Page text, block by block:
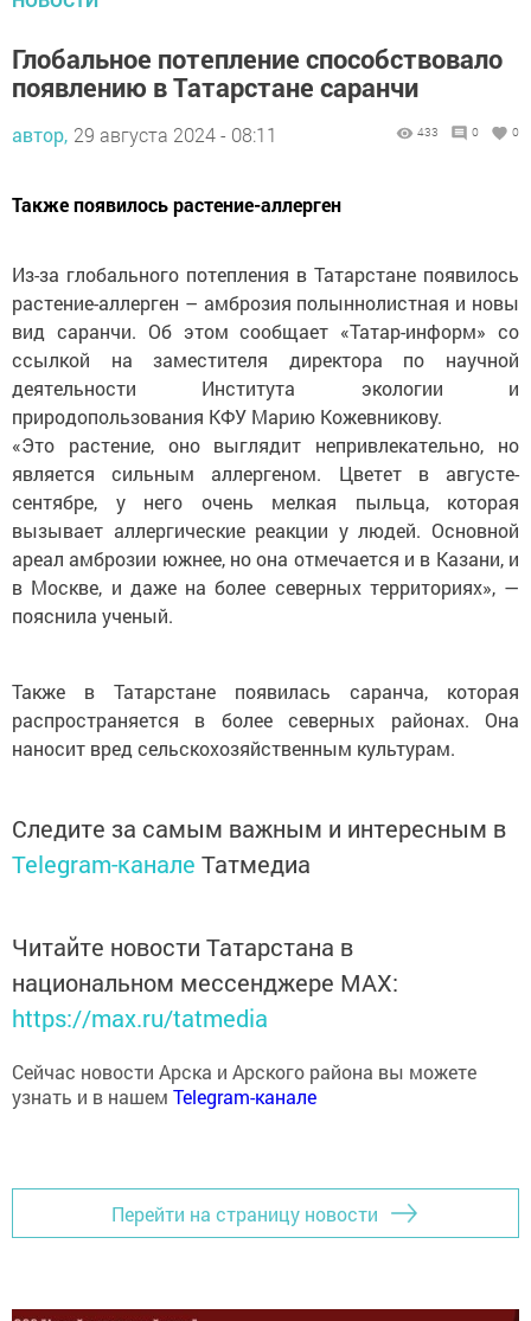
Глобальное потепление способствовало
появлению в Татарстане саранчи
растение-аллерген – амброзия полыннолистная и новы
вид саранчи. Об этом сообщает «Татар-информ» со
ссылкой на заместителя директора по научной
деятельности Института экологии и
природопользования КФУ Марию Кожевникову.
«Это растение, оно выглядит непривлекательно, но
является сильным аллергеном. Цветет в августе-
сентябре, у него очень мелкая пыльца, которая
вызывает аллергические реакции у людей. Основной
ареал амброзии южнее, но она отмечается и в Казани, и
в Москве, и даже на более северных территориях», —
пояснила ученый.
распространяется в более северных районах. Она
наносит вред сельскохозяйственным культурам.
Telegram-каналеТатмедиа
Читайте новости Татарстана в
национальном мессенджере MАХ:
https://max.ru/tatmedia
узнать и в нашемTelegram-канале
Перейти на страницу новости